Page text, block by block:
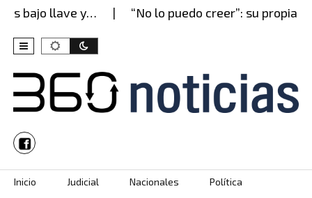
bajo llave y… “No lo puedo creer”: su propia
Skip to content
Inicio Judicial Nacionales
Política